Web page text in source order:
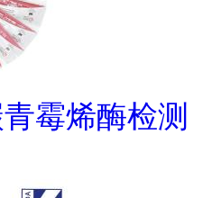
霉烯酶检测